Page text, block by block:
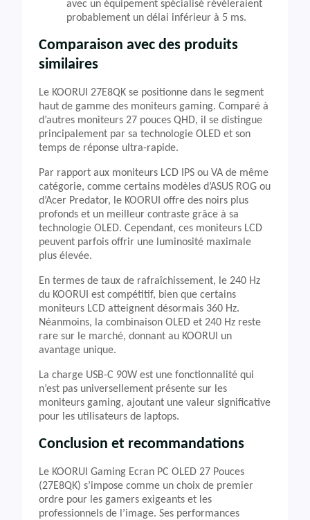
avec un équipement spécialisé révéleraient
probablement un délai inférieur à 5 ms.
Comparaison avec des produits
similaires
Le KOORUI 27E8QK se positionne dans le segment
haut de gamme des moniteurs gaming. Comparé à
d’autres moniteurs 27 pouces QHD, il se distingue
principalement par sa technologie OLED et son
temps de réponse ultra-rapide.
Par rapport aux moniteurs LCD IPS ou VA de même
catégorie, comme certains modèles d’ASUS ROG ou
d’Acer Predator, le KOORUI offre des noirs plus
profonds et un meilleur contraste grâce à sa
technologie OLED. Cependant, ces moniteurs LCD
peuvent parfois offrir une luminosité maximale
plus élevée.
En termes de taux de rafraîchissement, le 240 Hz
du KOORUI est compétitif, bien que certains
moniteurs LCD atteignent désormais 360 Hz.
Néanmoins, la combinaison OLED et 240 Hz reste
rare sur le marché, donnant au KOORUI un
avantage unique.
La charge USB-C 90W est une fonctionnalité qui
n’est pas universellement présente sur les
moniteurs gaming, ajoutant une valeur significative
pour les utilisateurs de laptops.
Conclusion et recommandations
Le KOORUI Gaming Ecran PC OLED 27 Pouces
(27E8QK) s’impose comme un choix de premier
ordre pour les gamers exigeants et les
professionnels de l’image. Ses performances